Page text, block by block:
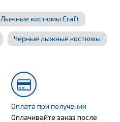
Лыжные костюмы Craft
Черные лыжные костюмы
Оплата при получении
Оплачивайте заказ после